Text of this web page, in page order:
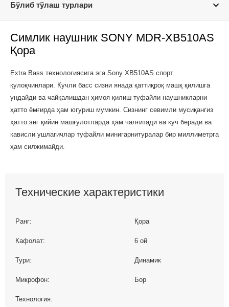
Бўлиб тўлаш турлари
Симлик наушник SONY MDR-XB510AS
Қора
Extra Bass технологиясига эга Sony XB510AS спорт
қулоқчинлари. Кучли басс сизни янада қаттиқроқ машқ қилишга
ундайди ва чайқалишдан ҳимоя қилиш туфайли наушникларни
ҳатто ёмғирда ҳам югуриш мумкин. Сизнинг севимли мусиқангиз
ҳатто энг қийин машғулотларда ҳам чалғитади ва куч беради ва
кависли ушлагичлар туфайли минигарнитуралар бир миллиметрга
ҳам силжимайди.
Технические характеристики
Ранг: Қора
Кафолат: 6 ой
Тури: Динамик
Микрофон: Бор
Технология: